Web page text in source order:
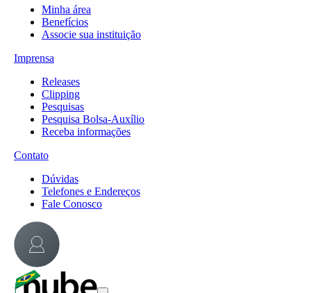
Minha área
Benefícios
Associe sua instituição
Imprensa
Releases
Clipping
Pesquisas
Pesquisa Bolsa-Auxílio
Receba informações
Contato
Dúvidas
Telefones e Endereços
Fale Conosco